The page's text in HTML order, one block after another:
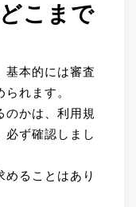
こまで
基本的には審査
れます。
のかは、利用規
必ず確認しまし
ることはあり